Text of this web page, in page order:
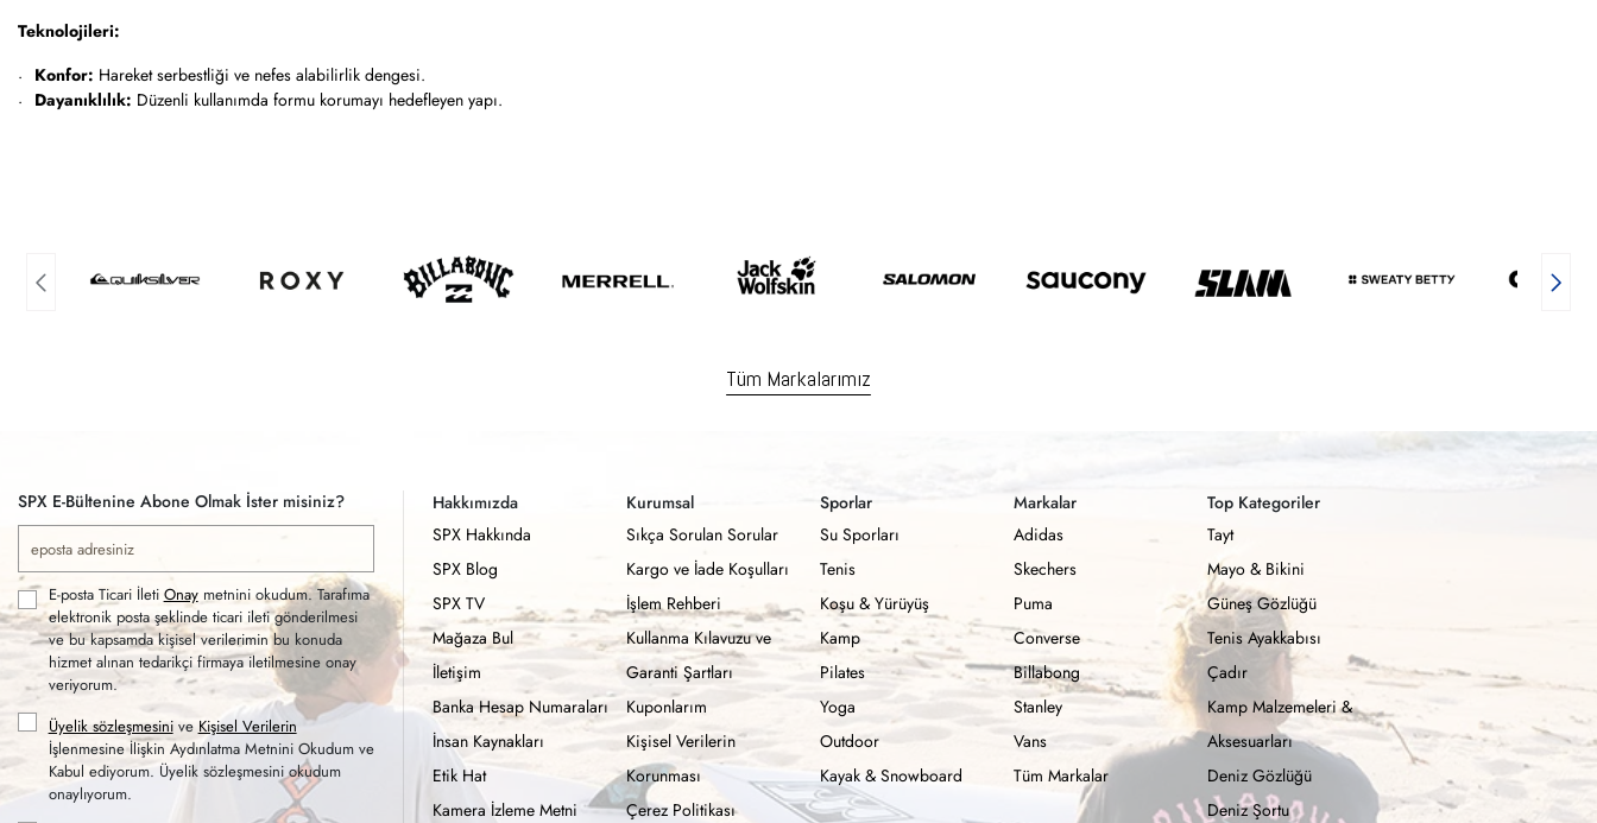
Teknolojileri:
Konfor: Hareket serbestliği ve nefes alabilirlik dengesi.
Dayanıklılık: Düzenli kullanımda formu korumayı hedefleyen yapı.
Tüm Markalarımız
SPX E-Bültenine Abone Olmak İster misiniz?
E-posta Ticari İleti Onaymetnini okudum. Tarafıma
elektronik posta şeklinde ticari ileti gönderilmesi
ve bu kapsamda kişisel verilerimin bu konuda
hizmet alınan tedarikçi firmaya iletilmesine onay
veriyorum.
Üyelik sözleşmesinive Kişisel Verilerin
İşlenmesine İlişkin Aydınlatma Metnini Okudum ve
Kabul ediyorum. Üyelik sözleşmesini okudum
onaylıyorum.
Hakkımızda
SPX Hakkında
SPX Blog
SPX TV
Mağaza Bul
İletişim
Banka Hesap Numaraları
İnsan Kaynakları
Etik Hat
Kamera İzleme Metni
Kurumsal
Sıkça Sorulan Sorular
Kargo ve İade Koşulları
İşlem Rehberi
Kullanma Kılavuzu ve
Garanti Şartları
Kuponlarım
Kişisel Verilerin
Korunması
Çerez Politikası
Sporlar
Su Sporları
Tenis
Koşu & Yürüyüş
Kamp
Pilates
Yoga
Outdoor
Kayak & Snowboard
Markalar
Adidas
Skechers
Puma
Converse
Billabong
Stanley
Vans
Tüm Markalar
Top Kategoriler
Tayt
Mayo & Bikini
Güneş Gözlüğü
Tenis Ayakkabısı
Çadır
Kamp Malzemeleri &
Aksesuarları
Deniz Gözlüğü
Deniz Şortu